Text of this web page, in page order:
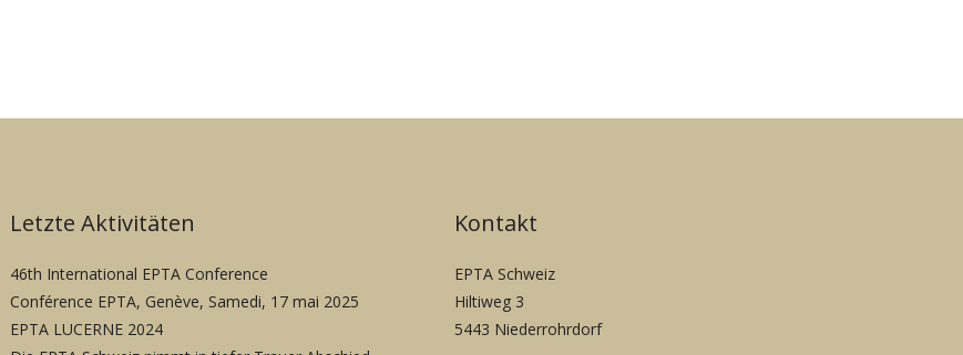
Letzte Aktivitäten
46th International EPTA Conference
Conférence EPTA, Genève, Samedi, 17 mai 2025
EPTA LUCERNE 2024
Kontakt
EPTA Schweiz
Hiltiweg 3
5443 Niederrohrdorf